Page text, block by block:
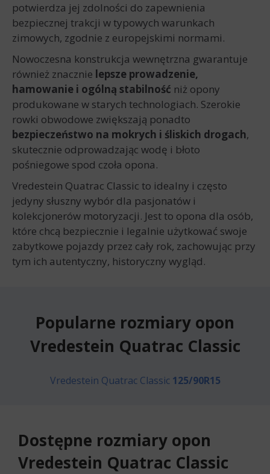
potwierdza jej zdolności do zapewnienia
bezpiecznej trakcji w typowych warunkach
zimowych, zgodnie z europejskimi normami.
Nowoczesna konstrukcja wewnętrzna gwarantuje
również znacznie lepsze prowadzenie,
hamowanie i ogólną stabilność niż opony
produkowane w starych technologiach. Szerokie
rowki obwodowe zwiększają ponadto
bezpieczeństwo na mokrych i śliskich drogach,
skutecznie odprowadzając wodę i błoto
pośniegowe spod czoła opona.
Vredestein Quatrac Classic to idealny i często
jedyny słuszny wybór dla pasjonatów i
kolekcjonerów motoryzacji. Jest to opona dla osób,
które chcą bezpiecznie i legalnie użytkować swoje
zabytkowe pojazdy przez cały rok, zachowując przy
tym ich autentyczny, historyczny wygląd.
Popularne rozmiary opon
Vredestein Quatrac Classic
Vredestein Quatrac Classic 125/90R15
Dostępne rozmiary opon
Vredestein Quatrac Classic